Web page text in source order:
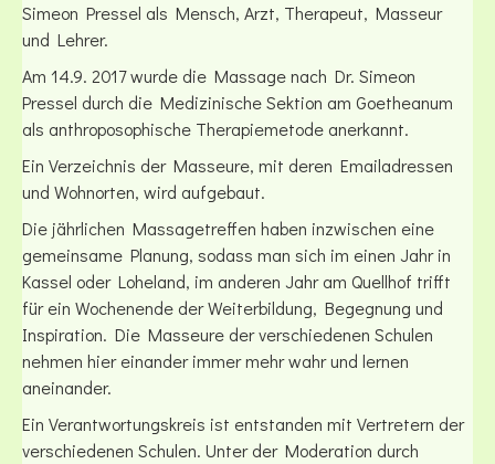
Simeon Pressel als Mensch, Arzt, Therapeut, Masseur
und Lehrer.
Am 14.9. 2017 wurde die Massage nach Dr. Simeon
Pressel durch die Medizinische Sektion am Goetheanum
als anthroposophische Therapiemetode anerkannt.
Ein Verzeichnis der Masseure, mit deren Emailadressen
und Wohnorten, wird aufgebaut.
Die jährlichen Massagetreffen haben inzwischen eine
gemeinsame Planung, sodass man sich im einen Jahr in
Kassel oder Loheland, im anderen Jahr am Quellhof trifft
für ein Wochenende der Weiterbildung, Begegnung und
Inspiration. Die Masseure der verschiedenen Schulen
nehmen hier einander immer mehr wahr und lernen
aneinander.
Ein Verantwortungskreis ist entstanden mit Vertretern der
verschiedenen Schulen. Unter der Moderation durch